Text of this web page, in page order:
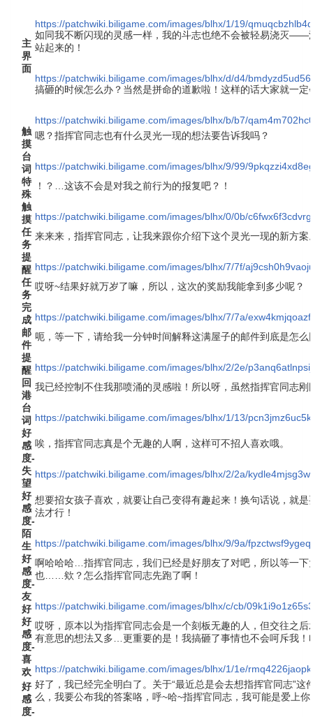
主
界
面
https://patchwiki.biligame.com/images/blhx/1/19/
如同我不断闪现的灵感一样，我的斗志也绝不会被轻易浇灭——
站起来的！
https://patchwiki.biligame.com/images/blhx/d/d4/
搞砸的时候怎么办？当然是拼命的道歉啦！这样的话大家就一
https://patchwiki.biligame.com/images/blhx/b/b7/
触
摸
台
词
嗯？指挥官同志也有什么灵光一现的想法要告诉我吗？
https://patchwiki.biligame.com/images/blhx/9/99/
特
殊
触
摸
！？…这该不会是对我之前行为的报复吧？！
https://patchwiki.biligame.com/images/blhx/0/0b/
任
务
提
醒
来来来，指挥官同志，让我来跟你介绍下这个灵光一现的新方案
https://patchwiki.biligame.com/images/blhx/7/7f/
任
务
完
成
哎呀~结果好就万岁了嘛，所以，这次的奖励我能拿到多少呢？
https://patchwiki.biligame.com/images/blhx/7/7a/
邮
件
提
醒
呃，等一下，请给我一分钟时间解释这满屋子的邮件到底是怎
https://patchwiki.biligame.com/images/blhx/2/2e/
回
港
台
词
我已经控制不住我那喷涌的灵感啦！所以呀，虽然指挥官同志
https://patchwiki.biligame.com/images/blhx/1/13/
好
感
度-
失
望
唉，指挥官同志真是个无趣的人啊，这样可不招人喜欢哦。
https://patchwiki.biligame.com/images/blhx/2/2a/
好
感
度-
陌
生
想要招女孩子喜欢，就要让自己变得有趣起来！换句话说，就
法才行！
https://patchwiki.biligame.com/images/blhx/9/9a/
好
感
度-
友
好
啊哈哈哈…指挥官同志，我们已经是好朋友了对吧，所以等一下
也……欸？怎么指挥官同志先跑了啊！
https://patchwiki.biligame.com/images/blhx/c/cb/
好
感
度-
喜
欢
哎呀，原本以为指挥官同志会是一个刻板无趣的人，但交往之
有意思的想法又多…更重要的是！我搞砸了事情也不会呵斥我！
https://patchwiki.biligame.com/images/blhx/1/1e/
好
感
度-
好了，我已经完全明白了。关于“最近总是会去想指挥官同志”这
么，我要公布我的答案咯，呼~哈~指挥官同志，我可能是爱上